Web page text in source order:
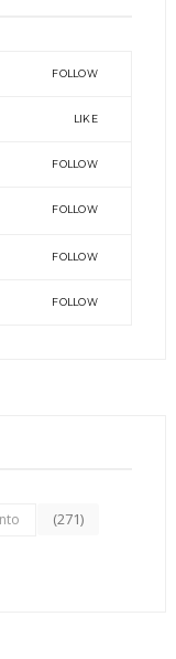
FOLLOW
LIKE
FOLLOW
FOLLOW
FOLLOW
FOLLOW
(271)